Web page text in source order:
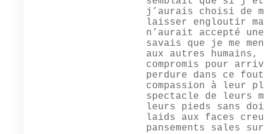
j’aurais choisi de
laisser engloutir
n’aurait accepté
savais que je me
aux autres
compromis pour
perdure dans ce
compassion à leur
spectacle de leurs
leurs pieds sans
laids aux faces
pansements sales